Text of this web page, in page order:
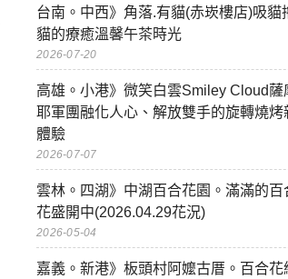
台南。中西》角落.有貓(赤崁樓店)吸貓
貓的療癒溫馨午茶時光
2026-07-20
高雄。小港》微笑白雲Smiley Cloud薩
耶軍團融化人心、解放雙手的旋轉燒烤
體驗
2026-07-07
雲林。四湖》中湖百合花園。滿滿的百
花盛開中(2026.04.29花況)
2026-05-04
嘉義。新港》板頭村阿嬤古厝。百合花